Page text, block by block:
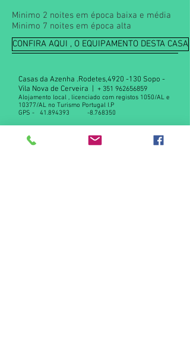
Minimo 2 noites em época baixa e média
Minimo 7 noites em época alta
CONFIRA AQUI , O EQUIPAMENTO DESTA CASA
Casas da Azenha .Rodetes,4920 -130 Sopo -
Vila Nova de Cerveira |
+ 351 962656859
Alojamento local , licenciado com registos 1050/AL e
10377/AL no Turismo Portugal I.P
GPS - 41.894393 -8.768350